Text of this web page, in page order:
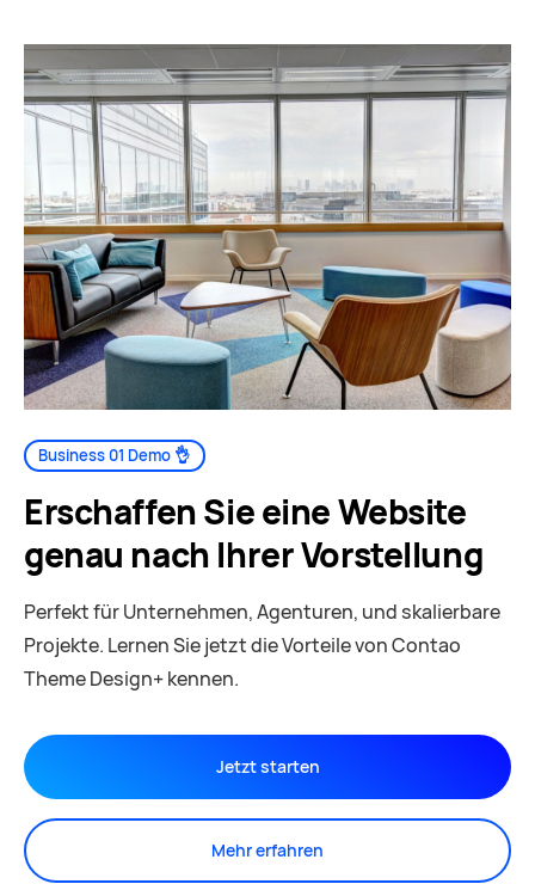
Business 01 Demo 👌
Erschaffen Sie eine Website
genau nach Ihrer Vorstellung
Perfekt für Unternehmen, Agenturen, und skalierbare
Projekte. Lernen Sie jetzt die Vorteile von Contao
Theme Design+ kennen.
Jetzt starten
Mehr erfahren